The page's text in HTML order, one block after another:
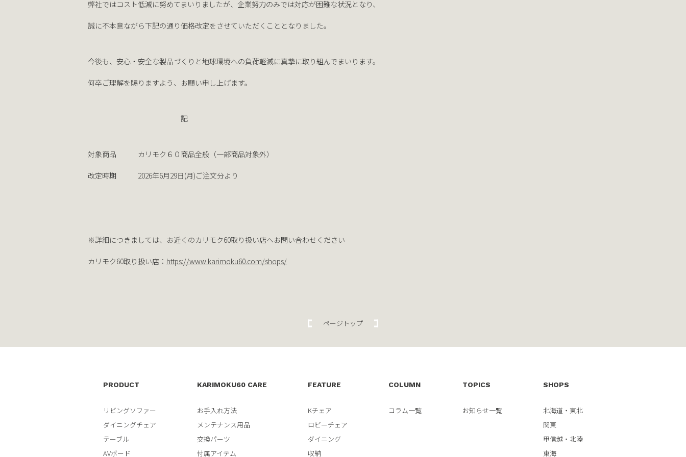
弊社ではコスト低減に努めてまいりましたが、企業努力のみでは対応が困難な状況となり、
誠に不本意ながら下記の通り価格改定をさせていただくこととなりました。
今後も、安心・安全な製品づくりと地球環境への負荷軽減に真摯に取り組んでまいります。
何卒ご理解を賜りますよう、お願い申し上げます。
記
対象商品 カリモク６０商品全般（一部商品対象外）
改定時期 2026年6月29日(月)ご注文分より
※詳細につきましては、お近くのカリモク60取り扱い店へお問い合わせください
カリモク60取り扱い店： https://www.karimoku60.com/shops/
ページトップ
PRODUCT
リビングソファー
ダイニングチェア
テーブル
AVボード
KARIMOKU60 CARE
お手入れ方法
メンテナンス用品
交換パーツ
付属アイテム
FEATURE
Kチェア
ロビーチェア
ダイニング
収納
COLUMN
コラム一覧
TOPICS
お知らせ一覧
SHOPS
北海道・東北
関東
甲信越・北陸
東海